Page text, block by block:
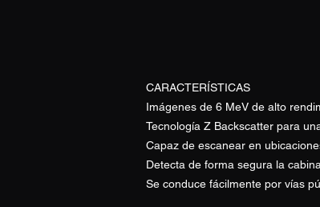
CARACTERÍSTICAS
Imágenes de 6 MeV de alto
Tecnología Z Backscatter para
Capaz de escanear en
Detecta de forma segura la
Se conduce fácilmente por vías